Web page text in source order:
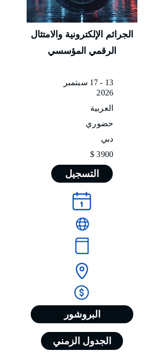
الجرائم الإلكترونية والامتثال
الرقمي المؤسسي
13 - 17 سبتمبر
2026
العربية
حضوري
دبي
3900 $
التسجيل
البروشور
الجدول الزمني